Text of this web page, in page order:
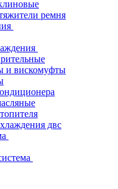
ремня
и вискомуфты
двс